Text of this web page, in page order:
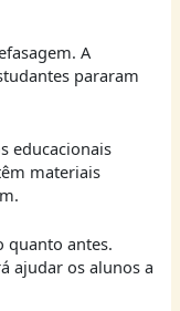
A
pararam
educacionais
materiais
quanto antes.
ajudar os alunos a